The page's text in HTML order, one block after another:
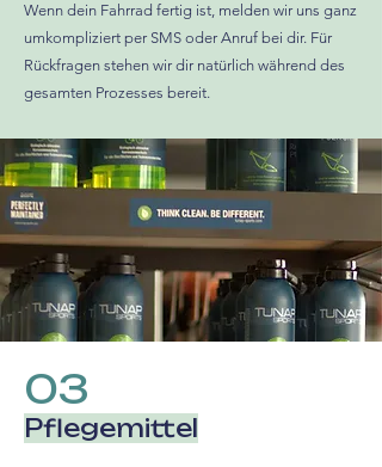
Wenn dein Fahrrad fertig ist, melden wir uns ganz
umkompliziert per SMS oder Anruf bei dir. Für
Rückfragen stehen wir dir natürlich während des
gesamten Prozesses bereit.
03
Pflegemittel